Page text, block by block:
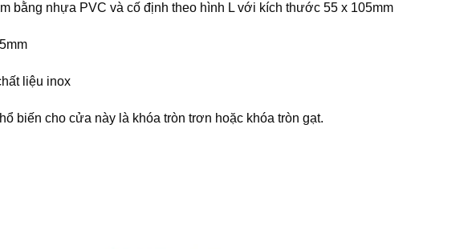
bằng nhựa PVC và cố định theo hình L với kích thước 55 x 105mm
liệu inox
biến cho cửa này là khóa tròn trơn hoặc khóa tròn gạt.